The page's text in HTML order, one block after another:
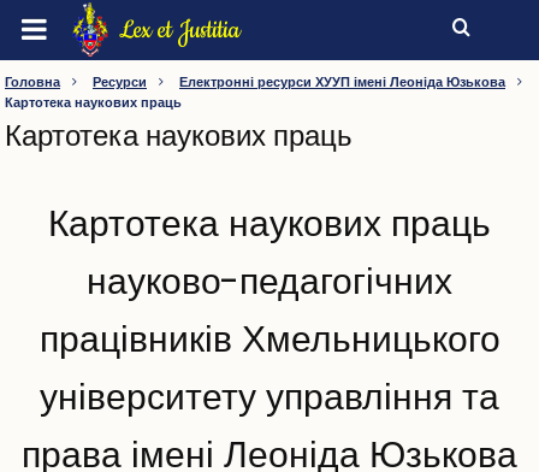
Перейти
основного
вмісту
Lex et Justitia
БІБЛІОТЕКА
ХМЕЛЬНИЦЬКИЙ УНІВЕРСИТЕТ УПРАВЛІННЯ ТА
ПРАВА ІМЕНІ ЛЕОНІДА ЮЗЬКОВА
Загальна інформація
Історична довідка
Працівники підрозділу
Години роботи
Послуги
Консультації та тренінги
Правила користування
Нормативні документи
Відділи бібліотеки
Головна Ресурси
Електронні ресурси ХУУП імені Леоніда Юзькова
Картотека наукових праць
Картотека наукових праць
Картотека наукових праць
науково-педагогічних
працівників Хмельницького
університету управління та
права імені Леоніда Юзькова